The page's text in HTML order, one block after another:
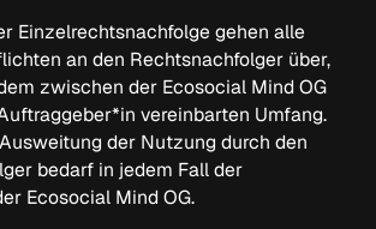
Einzelrechtsnachfolge gehen alle
an den Rechtsnachfolger über,
zwischen der Ecosocial Mind OG
vereinbarten Umfang.
der Nutzung durch den
bedarf in jedem Fall der
Ecosocial Mind OG.